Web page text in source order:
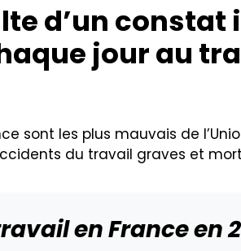
d’un constat
jour au
sont les plus mauvais de
du travail graves et
en France en